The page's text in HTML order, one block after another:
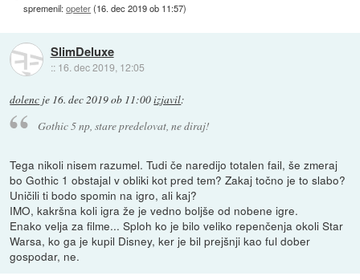
spremenil:opeter(16. dec 2019 ob 11:57)
SlimDeluxe
:: 16. dec 2019, 12:05
dolenc je 16. dec 2019 ob 11:00izjavil:
Gothic 5 np, stare predelovat, ne diraj!
Tega nikoli nisem razumel. Tudi če naredijo totalen fail, še zmeraj
bo Gothic 1 obstajal v obliki kot pred tem? Zakaj točno je to slabo?
Uničili ti bodo spomin na igro, ali kaj?
IMO, kakršna koli igra že je vedno boljše od nobene igre.
Enako velja za filme... Sploh ko je bilo veliko repenčenja okoli Star
Warsa, ko ga je kupil Disney, ker je bil prejšnji kao ful dober
gospodar, ne.